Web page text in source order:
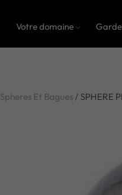
Votre domaine
Spheres Et Bagues/ SPHERE